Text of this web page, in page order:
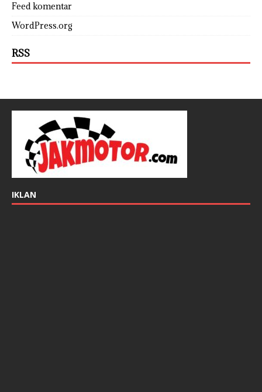
Feed komentar
WordPress.org
RSS
IKLAN